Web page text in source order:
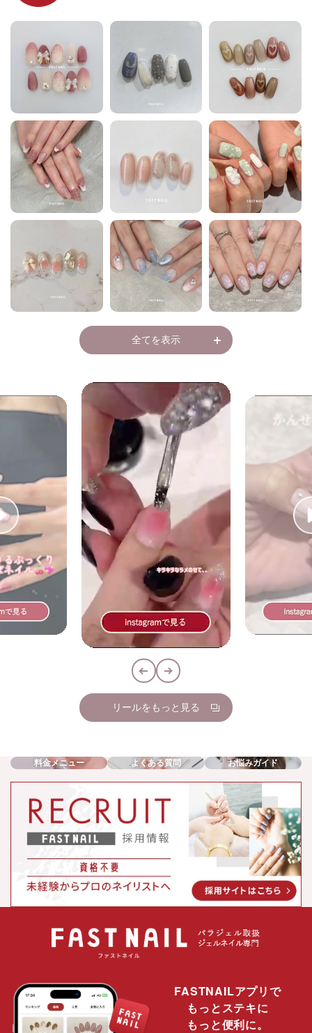
全てを表示
リールをもっと見る
料金メニュー よくある質問 お悩みガイド
FASTNAILアプリで
もっとステキに
もっと便利に。